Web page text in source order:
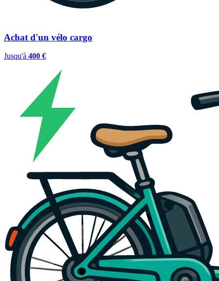
Achat d'un vélo cargo
Jusqu'à 400 €